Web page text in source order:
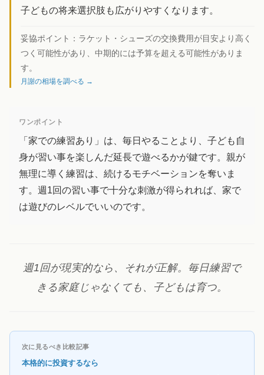
子どもの将来選択肢も広がりやすくなります。
妥協ポイント： ラケット・シューズの交換費用が目安より高く
つく可能性があり、中期的には予算を超える可能性がありま
す。
月謝の相場を調べる →
ワンポイント
「家での練習あり」は、毎日やることより、子ども自
身が習い事を楽しんだ延長で遊べるかが鍵です。親が
無理に導く練習は、続けるモチベーションを奪いま
す。週1回の習い事で十分な刺激が得られれば、家で
は遊びのレベルでいいのです。
週1回が現実的なら、それが正解。毎日練習で
きる家庭じゃなくても、子どもは育つ。
次に見るべき比較記事
本格的に投資するなら